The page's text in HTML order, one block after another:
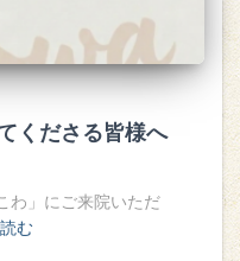
くださる皆様へ
わ」にご来院いただ
む